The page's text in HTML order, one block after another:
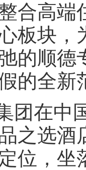
合高
板块，
的顺德
的全新
在中国
之选
位，